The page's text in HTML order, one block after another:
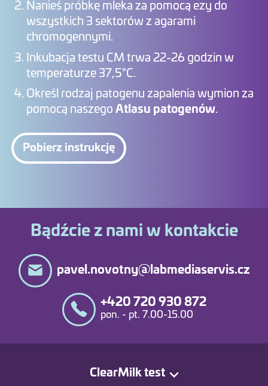
Nanieś próbkę mleka za pomocą ezy do
wszystkich 3 sektorów z agarami
chromogennymi.
Inkubacja testu CM trwa 22-26 godzin w
temperaturze 37,5°C.
Określ rodzaj patogenu zapalenia wymion za
pomocą naszego Atlasu patogenów.
Pobierz instrukcję
Bądźcie z nami w kontakcie
pavel.novotny@labmediaservis.cz
+420 720 930 872
pon. - pt. 7.00-15.00
ClearMilk test